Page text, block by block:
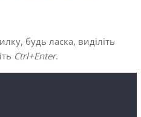
будь ласка, виділіть
Ctrl+Enter.